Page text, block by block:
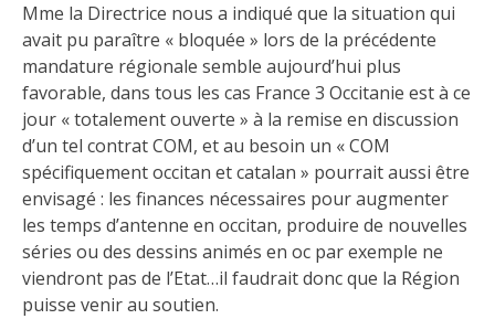
Mme la Directrice nous a indiqué que la situation qui
avait pu paraître « bloquée » lors de la précédente
mandature régionale semble aujourd’hui plus
favorable, dans tous les cas France 3 Occitanie est à ce
jour « totalement ouverte » à la remise en discussion
d’un tel contrat COM, et au besoin un « COM
spécifiquement occitan et catalan » pourrait aussi être
envisagé : les finances nécessaires pour augmenter
les temps d’antenne en occitan, produire de nouvelles
séries ou des dessins animés en oc par exemple ne
viendront pas de l’Etat…il faudrait donc que la Région
puisse venir au soutien.